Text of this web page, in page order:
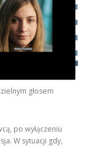
głosem
po wyłączeniu
W sytuacji gdy,